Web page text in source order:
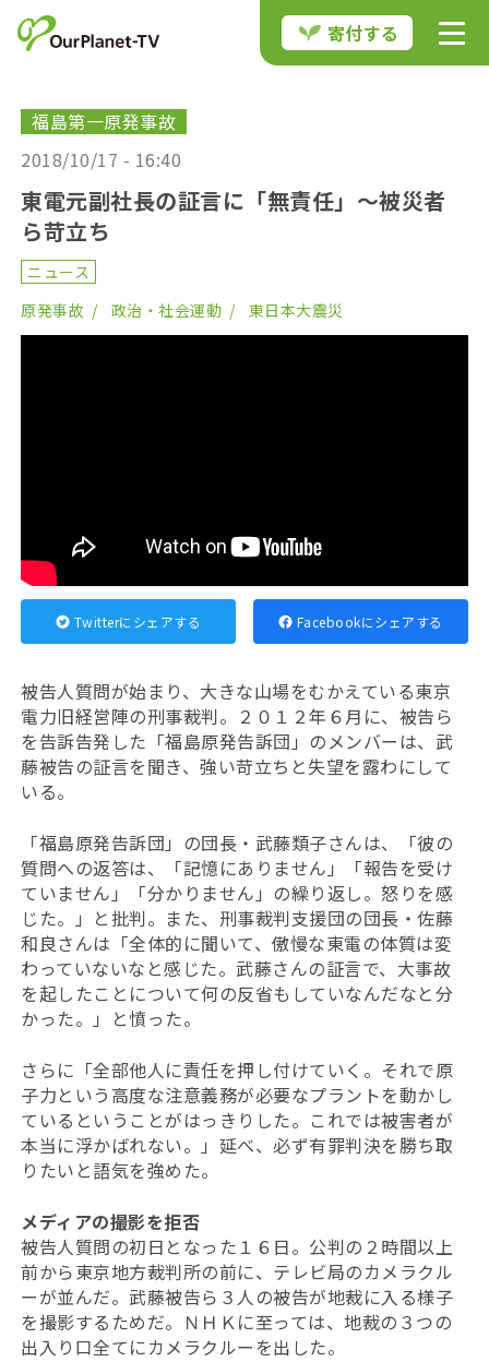
寄付する
福島第一原発事故
2018/10/17 - 16:40
東電元副社長の証言に「無責任」～被災者
ら苛立ち
ニュース
原発事故
政治・社会運動 東日本大震災
Twitterにシェアする Facebookにシェアする
被告人質問が始まり、大きな山場をむかえている東京
電力旧経営陣の刑事裁判。２０１２年６月に、被告ら
を告訴告発した「福島原発告訴団」のメンバーは、武
藤被告の証言を聞き、強い苛立ちと失望を露わにして
いる。
「福島原発告訴団」の団長・武藤類子さんは、「彼の
質問への返答は、「記憶にありません」「報告を受け
ていません」「分かりません」の繰り返し。怒りを感
じた。」と批判。また、刑事裁判支援団の団長・佐藤
和良さんは「全体的に聞いて、傲慢な東電の体質は変
わっていないなと感じた。武藤さんの証言で、大事故
を起したことについて何の反省もしていなんだなと分
かった。」と憤った。
さらに「全部他人に責任を押し付けていく。それで原
子力という高度な注意義務が必要なプラントを動かし
ているということがはっきりした。これでは被害者が
本当に浮かばれない。」延べ、必ず有罪判決を勝ち取
りたいと語気を強めた。
メディアの撮影を拒否
被告人質問の初日となった１６日。公判の２時間以上
前から東京地方裁判所の前に、テレビ局のカメラクル
ーが並んだ。武藤被告ら３人の被告が地裁に入る様子
を撮影するためだ。ＮＨＫに至っては、地裁の３つの
出入り口全てにカメラクルーを出した。